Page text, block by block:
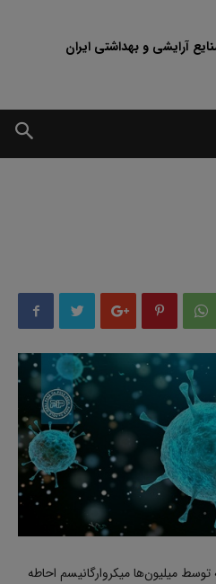
آرایشی و بهداشتی ایران
میلیون‌ها میکروارگانیسم احاطه